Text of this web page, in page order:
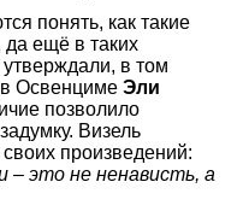
понять, как такие
да ещё в таких
в том
Освенциме Эли
позволило
Визель
произведений:
это не ненависть, а